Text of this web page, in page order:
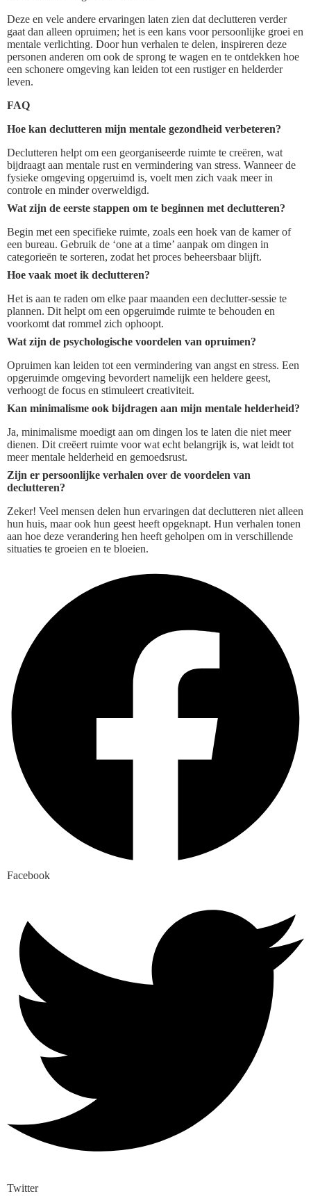
Deze en vele andere ervaringen laten zien dat declutteren verder
gaat dan alleen opruimen; het is een kans voor persoonlijke groei en
mentale verlichting. Door hun verhalen te delen, inspireren deze
personen anderen om ook de sprong te wagen en te ontdekken hoe
een schonere omgeving kan leiden tot een rustiger en helderder
leven.
FAQ
Hoe kan declutteren mijn mentale gezondheid verbeteren?
Declutteren helpt om een georganiseerde ruimte te creëren, wat
bijdraagt aan mentale rust en vermindering van stress. Wanneer de
fysieke omgeving opgeruimd is, voelt men zich vaak meer in
controle en minder overweldigd.
Wat zijn de eerste stappen om te beginnen met declutteren?
Begin met een specifieke ruimte, zoals een hoek van de kamer of
een bureau. Gebruik de ‘one at a time’ aanpak om dingen in
categorieën te sorteren, zodat het proces beheersbaar blijft.
Hoe vaak moet ik declutteren?
Het is aan te raden om elke paar maanden een declutter-sessie te
plannen. Dit helpt om een opgeruimde ruimte te behouden en
voorkomt dat rommel zich ophoopt.
Wat zijn de psychologische voordelen van opruimen?
Opruimen kan leiden tot een vermindering van angst en stress. Een
opgeruimde omgeving bevordert namelijk een heldere geest,
verhoogt de focus en stimuleert creativiteit.
Kan minimalisme ook bijdragen aan mijn mentale helderheid?
Ja, minimalisme moedigt aan om dingen los te laten die niet meer
dienen. Dit creëert ruimte voor wat echt belangrijk is, wat leidt tot
meer mentale helderheid en gemoedsrust.
Zijn er persoonlijke verhalen over de voordelen van
declutteren?
Zeker! Veel mensen delen hun ervaringen dat declutteren niet alleen
hun huis, maar ook hun geest heeft opgeknapt. Hun verhalen tonen
aan hoe deze verandering hen heeft geholpen om in verschillende
situaties te groeien en te bloeien.
Facebook
Twitter